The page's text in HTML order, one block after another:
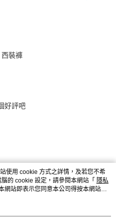
西裝褲
好評吧
使用 cookie 方式之詳情，及若您不希
的 cookie 設定，請參閱本網站「 隱私
網站即表示您同意本公司得按本網站使